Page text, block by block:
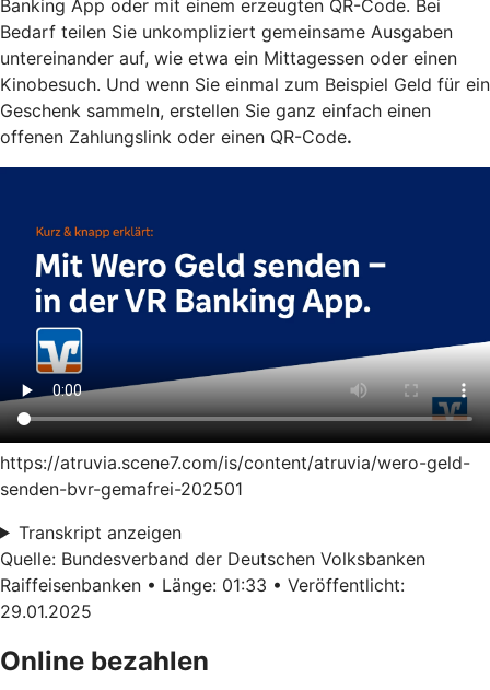
Banking App oder mit einem erzeugten QR-Code. Bei
Bedarf teilen Sie unkompliziert gemeinsame Ausgaben
untereinander auf, wie etwa ein Mittagessen oder einen
Kinobesuch. Und wenn Sie einmal zum Beispiel Geld für ein
Geschenk sammeln, erstellen Sie ganz einfach einen
offenen Zahlungslink oder einen QR-Code.
https://atruvia.scene7.com/is/content/atruvia/wero-geld-
senden-bvr-gemafrei-202501
Transkript anzeigen
Quelle: Bundesverband der Deutschen Volksbanken
Raiffeisenbanken • Länge: 01:33 • Veröffentlicht:
29.01.2025
Online bezahlen